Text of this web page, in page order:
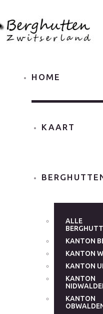
HOME
KAART
ALLE
KANTON
KANTON
KANTON
KANTON
KANTON